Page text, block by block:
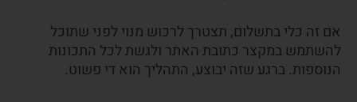
אם זה כלי בתשלום, תצטרך לרכוש מנוי לפני שתוכל
להשתמש במקצר כתובת האתר ולגשת לכל התכונות
הנוספות. ברגע שזה יבוצע, התהליך הוא די פשוט.